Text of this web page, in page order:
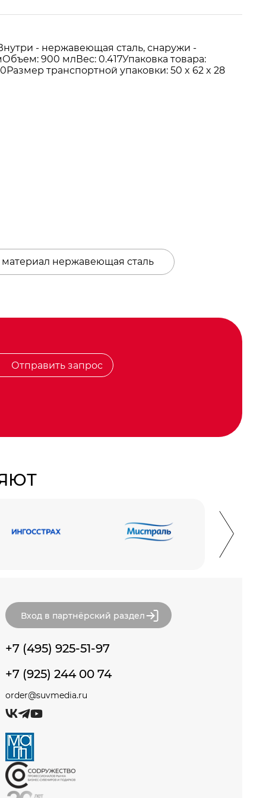
- нержавеющая сталь, снаружи -
900 млВес: 0.417Упаковка товара:
транспортной упаковки: 50 x 62 x 28
нержавеющая сталь
Отправить запрос
Вход в партнёрский раздел
+7 (495) 925-51-97
+7 (925) 244 00 74
order@suvmedia.ru